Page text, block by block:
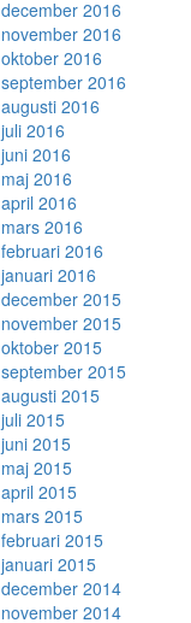
december 2016
november 2016
oktober 2016
september 2016
augusti 2016
juli 2016
juni 2016
maj 2016
april 2016
mars 2016
februari 2016
januari 2016
december 2015
november 2015
oktober 2015
september 2015
augusti 2015
juli 2015
juni 2015
maj 2015
april 2015
mars 2015
februari 2015
januari 2015
december 2014
november 2014